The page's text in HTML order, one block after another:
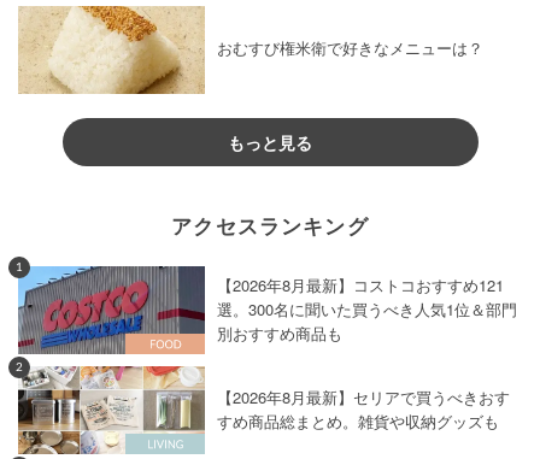
おむすび権米衛で好きなメニューは？
もっと見る
アクセスランキング
1
【2026年8月最新】コストコおすすめ121
選。300名に聞いた買うべき人気1位＆部門
別おすすめ商品も
2
【2026年8月最新】セリアで買うべきおす
すめ商品総まとめ。雑貨や収納グッズも